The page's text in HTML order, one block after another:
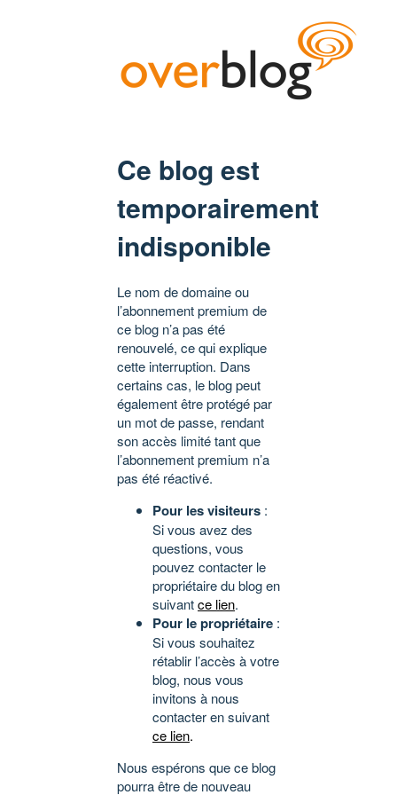
Ce blog est
temporairement
indisponible
Le nom de domaine ou
l’abonnement premium de
ce blog n’a pas été
renouvelé, ce qui explique
cette interruption. Dans
certains cas, le blog peut
également être protégé par
un mot de passe, rendant
son accès limité tant que
l’abonnement premium n’a
pas été réactivé.
Pour les visiteurs :
Si vous avez des
questions, vous
pouvez contacter le
propriétaire du blog en
suivantce lien.
Pour le propriétaire :
Si vous souhaitez
rétablir l’accès à votre
blog, nous vous
invitons à nous
contacter en suivant
ce lien.
Nous espérons que ce blog
pourra être de nouveau